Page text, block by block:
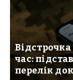
Відстрочка
час:
перелік